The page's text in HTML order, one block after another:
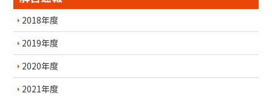
2018年度
2019年度
2020年度
2021年度